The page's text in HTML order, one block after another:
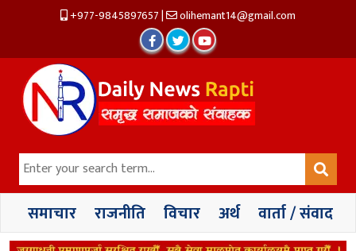
+977-9845897657| olihemant14@gmail.com
समाचार राजनीति विचार अर्थ वार्ता / संवाद